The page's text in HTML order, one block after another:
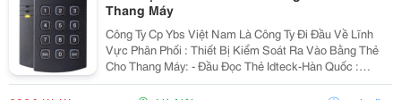
Thang Máy
Công Ty Cp Ybs Việt Nam Là Công Ty Đi Đầu Về Lĩnh
Vực Phân Phối : Thiết Bị Kiểm Soát Ra Vào Bằng Thẻ
Cho Thang Máy: - Đầu Đọc Thẻ Idteck-Hàn Quốc :
Ip100R, Ip505R, Ip10&Hellip; - Bo Mạch Elevator 384,